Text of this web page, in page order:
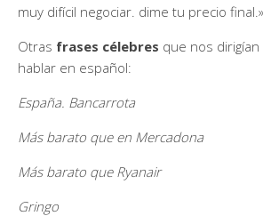
muy difícil negociar. dime tu precio final.»
Otras frases célebres que nos
hablar en español:
España. Bancarrota
Más barato que en Mercadona
Más barato que Ryanair
Gringo